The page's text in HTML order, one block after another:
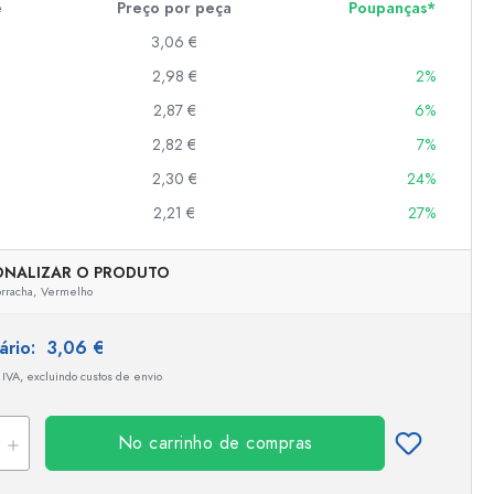
Preço por peça
Poupanças*
3,06 €
2,98 €
2%
2,87 €
6%
2,82 €
7%
2,30 €
24%
2,21 € 27%
O PRODUTO
Vermelho
3,06 €
excluindo custos de envio
No carrinho de compras